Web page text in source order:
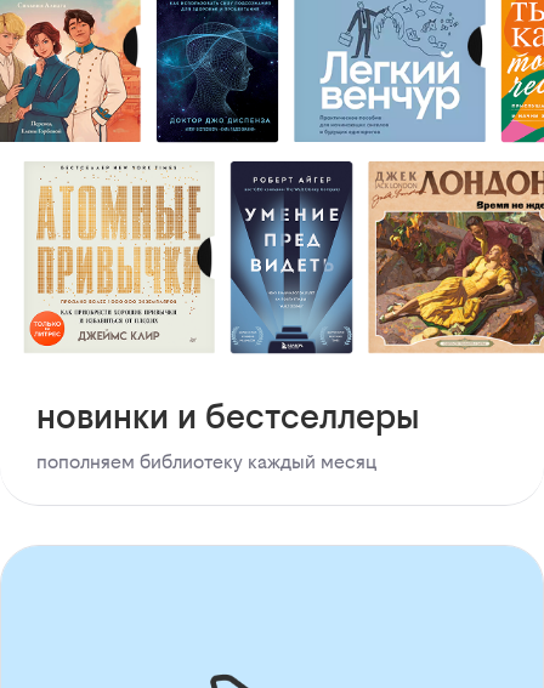
новинки и бестселлеры
пополняем библиотеку каждый месяц